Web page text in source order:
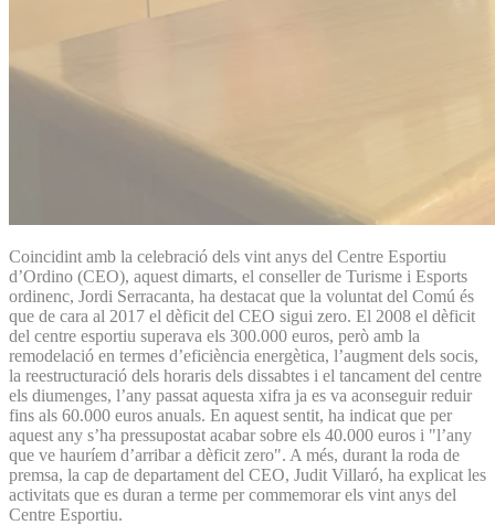
Coincidint amb la celebració dels vint anys del Centre Esportiu
d’Ordino (CEO), aquest dimarts, el conseller de Turisme i Esports
ordinenc, Jordi Serracanta, ha destacat que la voluntat del Comú és
que de cara al 2017 el dèficit del CEO sigui zero. El 2008 el dèficit
del centre esportiu superava els 300.000 euros, però amb la
remodelació en termes d’eficiència energètica, l’augment dels socis,
la reestructuració dels horaris dels dissabtes i el tancament del centre
els diumenges, l’any passat aquesta xifra ja es va aconseguir reduir
fins als 60.000 euros anuals. En aquest sentit, ha indicat que per
aquest any s’ha pressupostat acabar sobre els 40.000 euros i "l’any
que ve hauríem d’arribar a dèficit zero". A més, durant la roda de
premsa, la cap de departament del CEO, Judit Villaró, ha explicat les
activitats que es duran a terme per commemorar els vint anys del
Centre Esportiu.